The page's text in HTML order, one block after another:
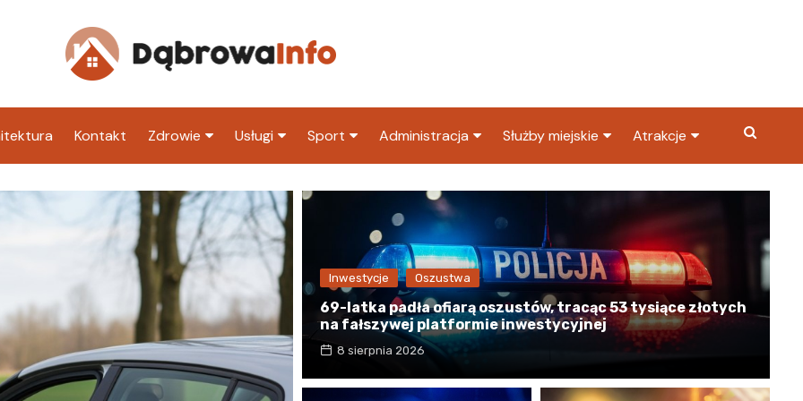
Kontakt Zdrowie
Sklep medyczny
Apteka
Usługi
Klub
Taxi
Stacja paliw
Restauracja
Adwokat
Sport
Inny klub sportowy
Administracja
MOPS
ZUS
Urząd Skarbowy
Służby miejskie
Policja
Straż miejska
Atrakcje
Najpopularniejsze miejsca
w Dąbrowie Górniczej
Inwestycje Oszustwa
69-latka padła ofiarą oszustów, tracąc 53 tysiące złotych
na fałszywej platformie inwestycyjnej
8 sierpnia 2026